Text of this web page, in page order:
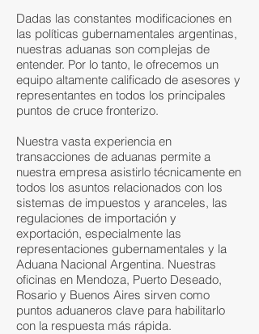
Dadas las constantes modificaciones en
las políticas gubernamentales argentinas,
nuestras aduanas son complejas de
entender. Por lo tanto, le ofrecemos un
equipo altamente calificado de asesores y
representantes en todos los principales
puntos de cruce fronterizo.
Nuestra vasta experiencia en
transacciones de aduanas permite a
nuestra empresa asistirlo técnicamente en
todos los asuntos relacionados con los
sistemas de impuestos y aranceles, las
regulaciones de importación y
exportación, especialmente las
representaciones gubernamentales y la
Aduana Nacional Argentina. Nuestras
oficinas en Mendoza, Puerto Deseado,
Rosario y Buenos Aires sirven como
puntos aduaneros clave para habilitarlo
con la respuesta más rápida.